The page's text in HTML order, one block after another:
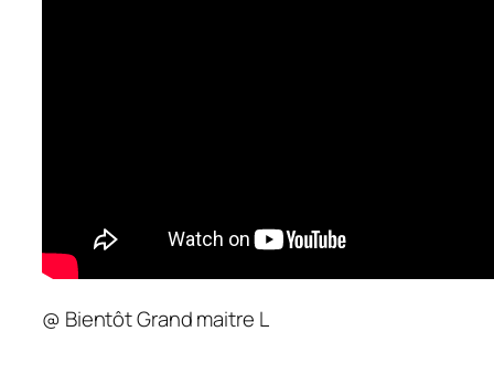
@ Bientôt Grand maitre L